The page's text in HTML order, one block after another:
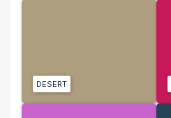
DESERT